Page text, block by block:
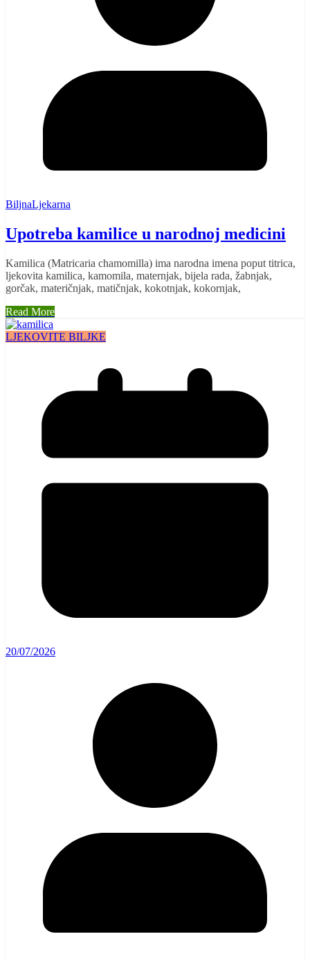
BiljnaLjekarna
Upotreba kamilice u narodnoj medicini
Kamilica (Matricaria chamomilla) ima narodna imena poput titrica,
ljekovita kamilica, kamomila, maternjak, bijela rada, žabnjak,
gorčak, materičnjak, matičnjak, kokotnjak, kokornjak,
Read More
LJEKOVITE BILJKE
20/07/2026